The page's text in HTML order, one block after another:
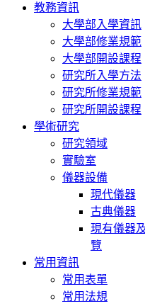
教務資訊
大學部入學資訊
大學部修業規範
大學部開設課程
研究所入學方法
研究所修業規範
研究所開設課程
學術研究
研究領域
實驗室
儀器設備
現代儀器
古典儀器
現有儀器
覽
常用資訊
常用表單
常用法規